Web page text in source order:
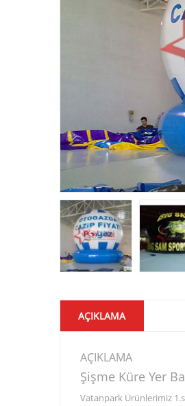
AÇIKLAMA
AÇIKLAMA
Şişme Küre Yer
Vatanpark Ürünlerimiz